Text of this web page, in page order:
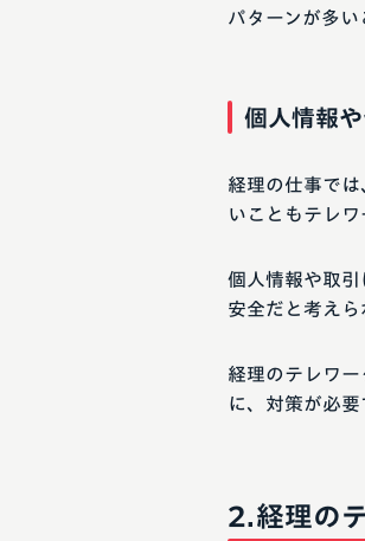
パターンが多い
個人情報
経理の仕事で
いこともテレワ
個人情報や取
安全だと考えら
経理のテレワ
に、対策が必要
経理の